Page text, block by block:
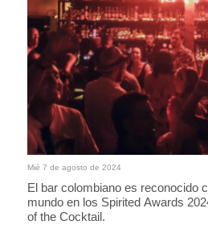
Mié 7 de agosto de 2024
El bar colombiano es reconocido
mundo en los Spirited Awards
of the Cocktail.